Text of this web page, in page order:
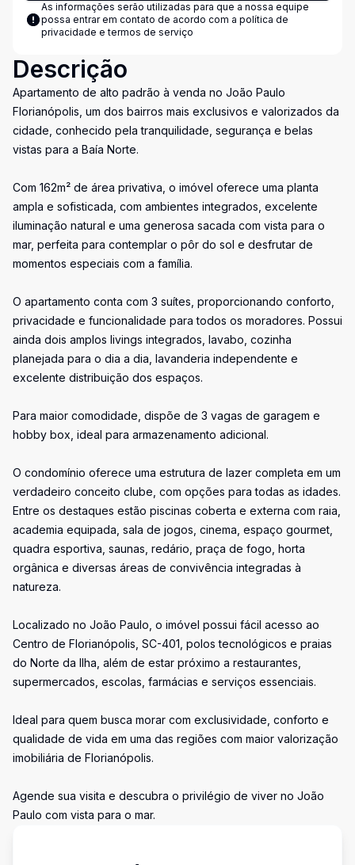
As informações serão utilizadas para que a nossa equipe
possa entrar em contato de acordo com a política de
privacidade e termos de serviço
Descrição
Apartamento de alto padrão à venda no João Paulo
Florianópolis, um dos bairros mais exclusivos e valorizados da
cidade, conhecido pela tranquilidade, segurança e belas
vistas para a Baía Norte.
Com 162m² de área privativa, o imóvel oferece uma planta
ampla e sofisticada, com ambientes integrados, excelente
iluminação natural e uma generosa sacada com vista para o
mar, perfeita para contemplar o pôr do sol e desfrutar de
momentos especiais com a família.
O apartamento conta com 3 suítes, proporcionando conforto,
privacidade e funcionalidade para todos os moradores. Possui
ainda dois amplos livings integrados, lavabo, cozinha
planejada para o dia a dia, lavanderia independente e
excelente distribuição dos espaços.
Para maior comodidade, dispõe de 3 vagas de garagem e
hobby box, ideal para armazenamento adicional.
O condomínio oferece uma estrutura de lazer completa em um
verdadeiro conceito clube, com opções para todas as idades.
Entre os destaques estão piscinas coberta e externa com raia,
academia equipada, sala de jogos, cinema, espaço gourmet,
quadra esportiva, saunas, redário, praça de fogo, horta
orgânica e diversas áreas de convivência integradas à
natureza.
Localizado no João Paulo, o imóvel possui fácil acesso ao
Centro de Florianópolis, SC-401, polos tecnológicos e praias
do Norte da Ilha, além de estar próximo a restaurantes,
supermercados, escolas, farmácias e serviços essenciais.
Ideal para quem busca morar com exclusividade, conforto e
qualidade de vida em uma das regiões com maior valorização
imobiliária de Florianópolis.
Agende sua visita e descubra o privilégio de viver no João
Paulo com vista para o mar.